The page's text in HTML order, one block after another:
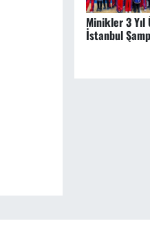
Minikler 3 Yıl
İstanbul